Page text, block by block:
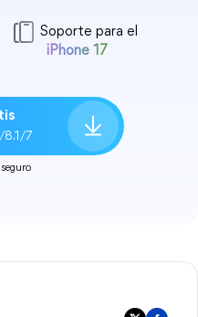
Soporte para el
iPhone 17
8.1/7